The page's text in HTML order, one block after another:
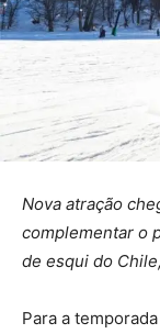
Nova atração
complementar o
de esqui do
Para a